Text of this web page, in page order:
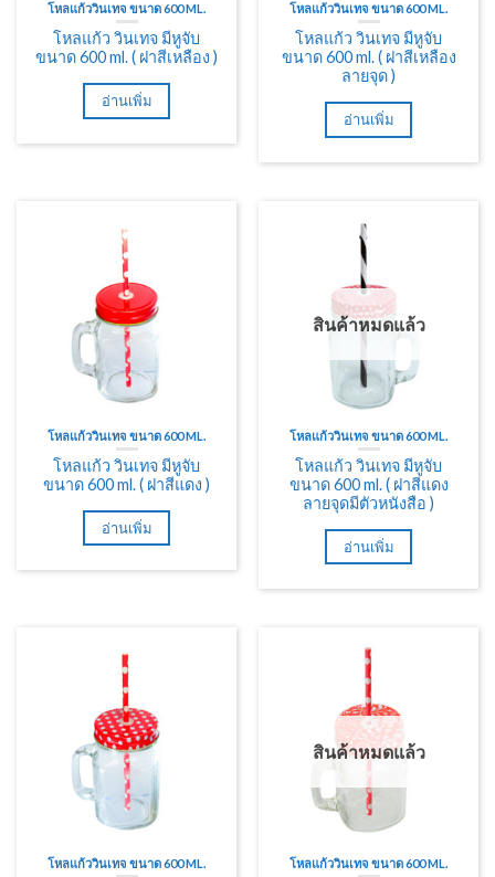
โหลแก้ววินเทจ ขนาด 600 ML.
โหลแก้ว วินเทจ มีหูจับ
ขนาด 600 ml. ( ฝาสีเหลือง )
อ่านเพิ่ม
โหลแก้ววินเทจ ขนาด 600 ML.
โหลแก้ว วินเทจ มีหูจับ
ขนาด 600 ml. ( ฝาสีเหลือง
ลายจุด )
อ่านเพิ่ม
โหลแก้ววินเทจ ขนาด 600 ML.
โหลแก้ว วินเทจ มีหูจับ
ขนาด 600 ml. ( ฝาสีแดง )
อ่านเพิ่ม
สินค้าหมดแล้ว
โหลแก้ววินเทจ ขนาด 600 ML.
โหลแก้ว วินเทจ มีหูจับ
ขนาด 600 ml. ( ฝาสีแดง
ลายจุดมีตัวหนังสือ )
อ่านเพิ่ม
โหลแก้ววินเทจ ขนาด 600 ML.
สินค้าหมดแล้ว
โหลแก้ววินเทจ ขนาด 600 ML.